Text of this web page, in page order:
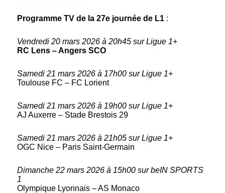
Programme TV de la 27e journée de L1 :
Vendredi 20 mars 2026 à 20h45 sur Ligue 1+
RC Lens – Angers SCO
Samedi 21 mars 2026 à 17h00 sur Ligue 1+
Toulouse FC – FC Lorient
Samedi 21 mars 2026 à 19h00 sur Ligue 1+
AJ Auxerre – Stade Brestois 29
Samedi 21 mars 2026 à 21h05 sur Ligue 1+
OGC Nice – Paris Saint-Germain
Dimanche 22 mars 2026 à 15h00 sur beIN SPORTS
1
Olympique Lyonnais – AS Monaco